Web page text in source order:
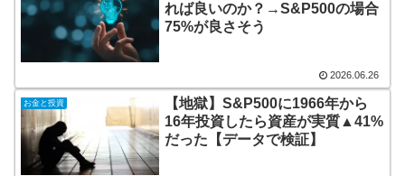
れば良いのか？→S&P500の場合
75%が良さそう
2026.06.26
お金と投資
【地獄】S&P500に1966年から
16年投資したら資産が実質▲41%
だった【データで検証】